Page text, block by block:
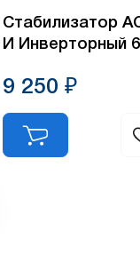
Стабилизатор АСН-
И Инверторный
9 250 ₽